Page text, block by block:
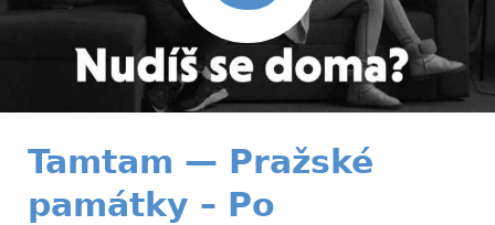
Tamtam — Pražské
památky – Po